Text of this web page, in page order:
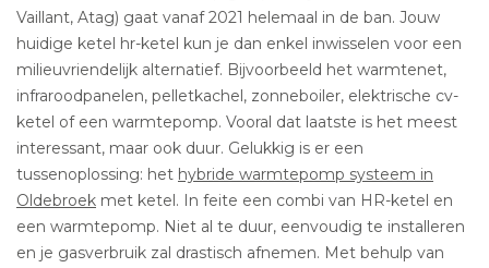
Vaillant, Atag) gaat vanaf 2021 helemaal in de ban. Jouw
huidige ketel hr-ketel kun je dan enkel inwisselen voor een
milieuvriendelijk alternatief. Bijvoorbeeld het warmtenet,
infraroodpanelen, pelletkachel, zonneboiler, elektrische cv-
ketel of een warmtepomp. Vooral dat laatste is het meest
interessant, maar ook duur. Gelukkig is er een
tussenoplossing: het hybride warmtepomp systeem in
Oldebroek met ketel. In feite een combi van HR-ketel en
een warmtepomp. Niet al te duur, eenvoudig te installeren
en je gasverbruik zal drastisch afnemen. Met behulp van